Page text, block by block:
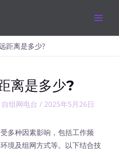
距离是多少?
离是多少?
自组网电台 /2025年5月26日
多种因素影响，包括工作频
境及组网方式等。以下结合技